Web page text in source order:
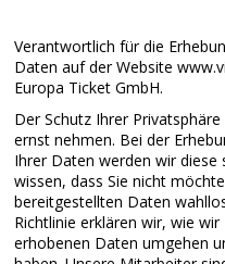
Verantwortlich für die
Daten auf der Website
Europa Ticket GmbH.
Der Schutz Ihrer
ernst nehmen. Bei der
Ihrer Daten werden wir diese
wissen, dass Sie nicht
bereitgestellten Daten
Richtlinie erklären wir, wie
erhobenen Daten umgehen